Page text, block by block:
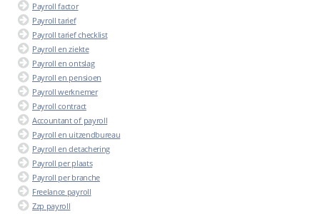
Payroll factor
Payroll tarief
Payroll tarief checklist
Payroll en ziekte
Payroll en ontslag
Payroll en pensioen
Payroll werknemer
Payroll contract
Accountant of payroll
Payroll en uitzendbureau
Payroll en detachering
Payroll per plaats
Payroll per branche
Freelance payroll
Zzp payroll